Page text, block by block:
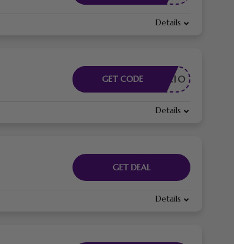
Details
CESSARIO
GET CODE
Details
GET DEAL
Details